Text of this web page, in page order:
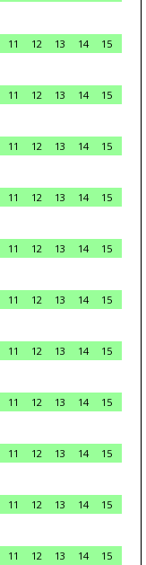
11 12 13 14
15
11 12 13 14
15
11 12 13 14
15
11 12 13 14
15
11 12 13 14
15
11 12 13 14
15
11 12 13 14
15
11 12 13 14
15
11 12 13 14
15
11 12 13 14
15
11 12 13 14
15